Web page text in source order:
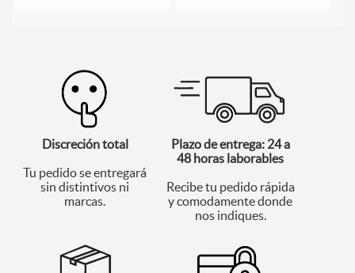
Discreción total
Tu pedido se entregará
sin distintivos ni
marcas.
Plazo de entrega: 24 a
48 horas laborables
Recibe tu pedido rápida
y comodamente donde
nos indiques.